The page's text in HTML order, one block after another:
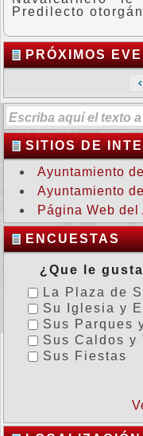
Predilecto
PRÓXIMOS
SITIOS DE
Ayuntamiento
Ayuntamiento
Página Web
ENCUESTAS
¿Que le
La Plaza de
Su Iglesia y
Sus Parques
Sus Caldos y
Sus Fiestas